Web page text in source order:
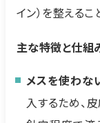
イン）を整える
主な特徴と仕組
メスを使わな
入するため、